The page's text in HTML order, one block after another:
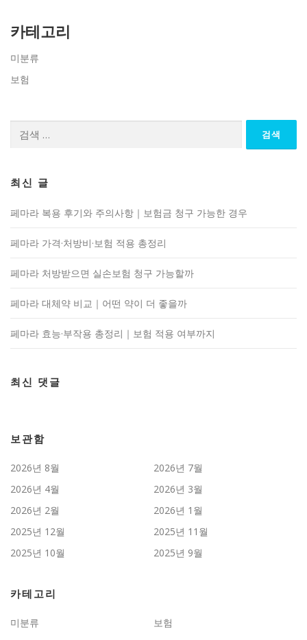
카테고리
미분류
보험
최신 글
페마라 복용 후기와 주의사항｜보험금 청구 가능한 경우
페마라 가격·처방비·보험 적용 총정리
페마라 처방받으면 실손보험 청구 가능할까
페마라 대체약 비교｜어떤 약이 더 좋을까
페마라 효능·부작용 총정리｜보험 적용 여부까지
최신 댓글
보관함
2026년 8월
2026년 7월
2026년 4월
2026년 3월
2026년 2월
2026년 1월
2025년 12월
2025년 11월
2025년 10월
2025년 9월
카테고리
미분류 보험